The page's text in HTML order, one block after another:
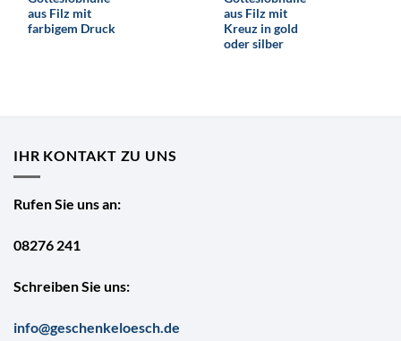
aus Filz mit
farbigem Druck
aus Filz mit
Kreuz in gold
oder silber
IHR KONTAKT ZU UNS
Rufen Sie uns an:
08276 241
Schreiben Sie uns:
info@geschenkeloesch.de